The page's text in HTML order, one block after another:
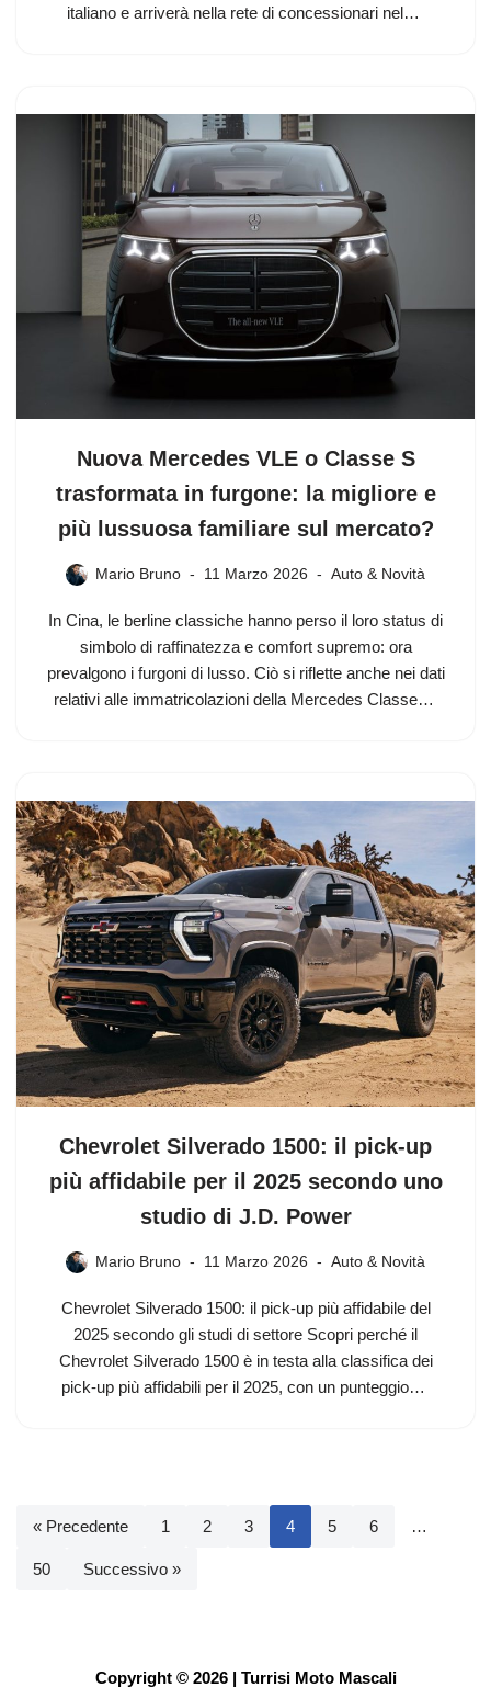
italiano e arriverà nella rete di concessionari nel…
Nuova Mercedes VLE o Classe S
trasformata in furgone: la migliore e
più lussuosa familiare sul mercato?
Mario Bruno 11 Marzo 2026 Auto & Novità
In Cina, le berline classiche hanno perso il loro status di
simbolo di raffinatezza e comfort supremo: ora
prevalgono i furgoni di lusso. Ciò si riflette anche nei dati
relativi alle immatricolazioni della Mercedes Classe…
Chevrolet Silverado 1500: il pick-up
più affidabile per il 2025 secondo uno
studio di J.D. Power
Mario Bruno 11 Marzo 2026 Auto & Novità
Chevrolet Silverado 1500: il pick-up più affidabile del
2025 secondo gli studi di settore Scopri perché il
Chevrolet Silverado 1500 è in testa alla classifica dei
pick-up più affidabili per il 2025, con un punteggio…
« Precedente 1 2 3 4 5 6 …
50 Successivo »
Copyright © 2026 | Turrisi Moto Mascali